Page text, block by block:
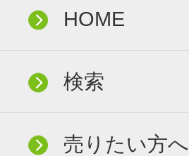
HOME
検索
売りたい方へ